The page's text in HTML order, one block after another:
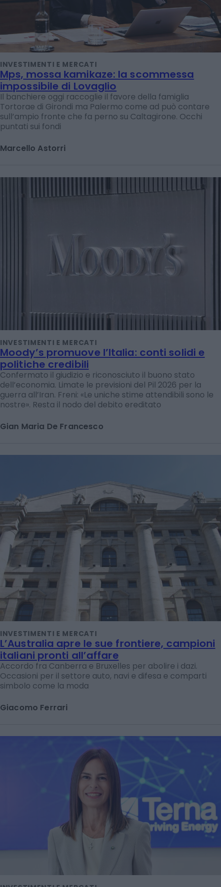
INVESTIMENTI E MERCATI
Mps, mossa kamikaze: la scommessa
impossibile di Lovaglio
Il banchiere oggi raccoglie il favore della famiglia
Tortorae di Girondi ma Palermo come ad può contare
sull’ampio fronte che fa perno su Caltagirone. Occhi
puntati sui fondi
Marcello Astorri
INVESTIMENTI E MERCATI
Moody’s promuove l’Italia: conti solidi e
politiche credibili
Confermato il giudizio e riconosciuto il buono stato
dell’economia. Limate le previsioni del Pil 2026 per la
guerra all’Iran. Freni: «Le uniche stime attendibili sono le
nostre». Resta il nodo del debito ereditato
Gian Maria De Francesco
INVESTIMENTI E MERCATI
L’Australia apre le sue frontiere, campioni
italiani pronti all’affare
Accordo fra Canberra e Bruxelles per abolire i dazi.
Occasioni per il settore auto, navi e difesa e comparti
simbolo come la moda
Giacomo Ferrari